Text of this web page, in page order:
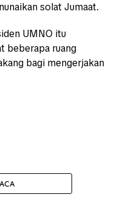
solat Jumaat.
UMNO itu
beberapa ruang
bagi mengerjakan